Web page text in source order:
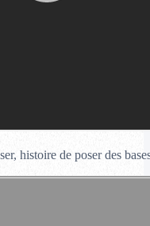
histoire de poser des